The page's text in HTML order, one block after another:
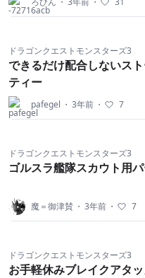
ドラゴンクエストモンスターズ3
できるだけ配合しないス
ティー
pafegel ・ 3年前 ・ 7
ドラゴンクエストモンスターズ3
ゴルスラ艦隊スカウト用
魔＝御津賛 ・ 3年前 ・ 7
ドラゴンクエストモンスターズ3
お手軽休みブレイクアタ